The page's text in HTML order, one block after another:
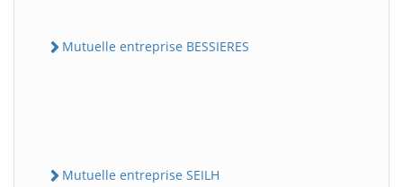
Mutuelle entreprise BESSIERES
Mutuelle entreprise SEILH